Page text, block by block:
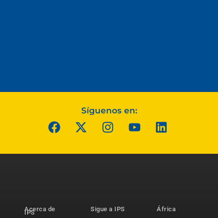
Síguenos en:
Acerca de
IPS Sigue a IPS África